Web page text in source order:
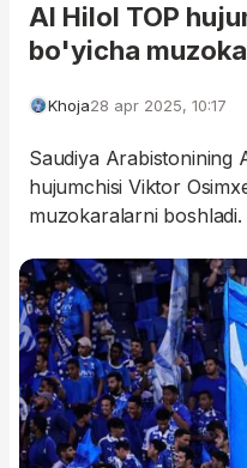
Al Hilol TOP
bo'yicha
Khoja28 apr 2025, 10:17
Saudiya Arabistonining
hujumchisi Viktor
muzokaralarni boshladi.